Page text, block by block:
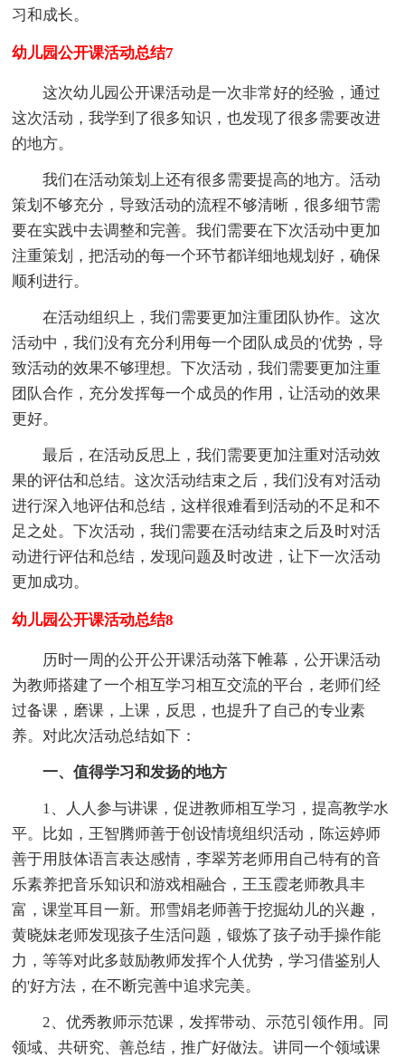
习和成长。
幼儿园公开课活动总结7
这次幼儿园公开课活动是一次非常好的经验，通过
这次活动，我学到了很多知识，也发现了很多需要改进
的地方。
我们在活动策划上还有很多需要提高的地方。活动
策划不够充分，导致活动的流程不够清晰，很多细节需
要在实践中去调整和完善。我们需要在下次活动中更加
注重策划，把活动的每一个环节都详细地规划好，确保
顺利进行。
在活动组织上，我们需要更加注重团队协作。这次
活动中，我们没有充分利用每一个团队成员的'优势，导
致活动的效果不够理想。下次活动，我们需要更加注重
团队合作，充分发挥每一个成员的作用，让活动的效果
更好。
最后，在活动反思上，我们需要更加注重对活动效
果的评估和总结。这次活动结束之后，我们没有对活动
进行深入地评估和总结，这样很难看到活动的不足和不
足之处。下次活动，我们需要在活动结束之后及时对活
动进行评估和总结，发现问题及时改进，让下一次活动
更加成功。
幼儿园公开课活动总结8
历时一周的公开公开课活动落下帷幕，公开课活动
为教师搭建了一个相互学习相互交流的平台，老师们经
过备课，磨课，上课，反思，也提升了自己的专业素
养。对此次活动总结如下：
一、值得学习和发扬的地方
1、人人参与讲课，促进教师相互学习，提高教学水
平。比如，王智腾师善于创设情境组织活动，陈运婷师
善于用肢体语言表达感情，李翠芳老师用自己特有的音
乐素养把音乐知识和游戏相融合，王玉霞老师教具丰
富，课堂耳目一新。邢雪娟老师善于挖掘幼儿的兴趣，
黄晓妹老师发现孩子生活问题，锻炼了孩子动手操作能
力，等等对此多鼓励教师发挥个人优势，学习借鉴别人
的'好方法，在不断完善中追求完美。
2、优秀教师示范课，发挥带动、示范引领作用。同
领域、共研究、善总结，推广好做法。讲同一个领域课